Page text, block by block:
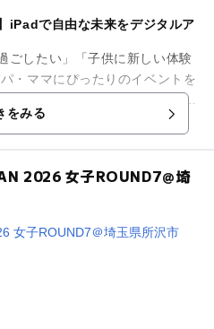
iPadで自由な未来をデジタルア
ごしたい」「子供に新しい体験
・ママにぴったりのイベントを
をみる
2026 女子ROUND7＠埼